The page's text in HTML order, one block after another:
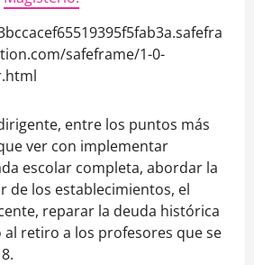
safeframe/1-0-
entre los puntos más
ver con implementar
escolar completa, abordar la
de los establecimientos, el
reparar la deuda histórica
al retiro a los profesores que se